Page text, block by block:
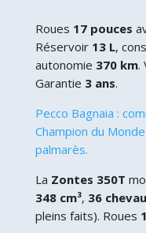
Roues 17 pouces
Réservoir 13 L,
autonomie 370 km.
Garantie 3 ans.
Pecco Bagnaia :
Champion du
palmarès.
La Zontes 350T
348 cm³, 36
pleins faits). Roues